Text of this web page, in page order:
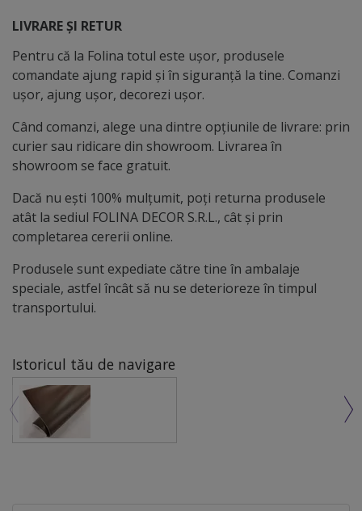
LIVRARE ȘI RETUR
Pentru că la Folina totul este ușor, produsele
comandate ajung rapid și în siguranță la tine. Comanzi
ușor, ajung ușor, decorezi ușor.
Când comanzi, alege una dintre opțiunile de livrare: prin
curier sau ridicare din showroom. Livrarea în
showroom se face gratuit.
Dacă nu ești 100% mulțumit, poți returna produsele
atât la sediul FOLINA DECOR S.R.L., cât și prin
completarea cererii online.
Produsele sunt expediate către tine în ambalaje
speciale, astfel încât să nu se deterioreze în timpul
transportului.
Istoricul tău de navigare